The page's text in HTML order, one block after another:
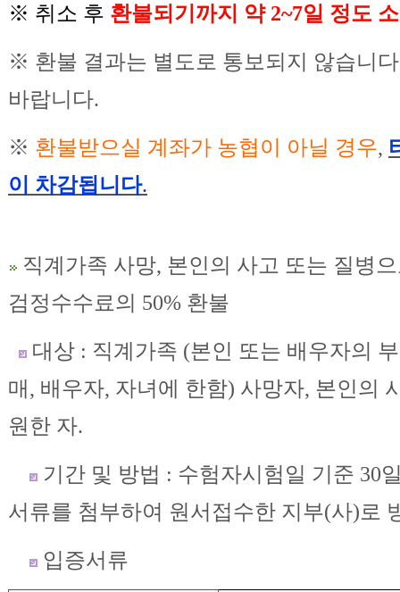
※ 취소 후 환불되기까지 약 2~7일 정도
※ 환불 결과는 별도로 통보되지 않습니
바랍니다.
※ 환불받으실 계좌가 농협이 아닐 경우,
이 차감됩니다.
직계가족 사망, 본인의 사고 또는 질병
검정수수료의 50% 환불
대상 : 직계가족 (본인 또는 배우자의
매, 배우자, 자녀에 한함) 사망자, 본인의
원한 자.
기간 및 방법 : 수험자시험일 기준 30
서류를 첨부하여 원서접수한 지부(사)로
입증서류